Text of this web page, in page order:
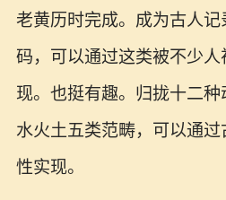
老黄历时完成。成为古人
码，可以通过这类被不少
现。也挺有趣。归拢十二
水火土五类范畴，可以通
性实现。